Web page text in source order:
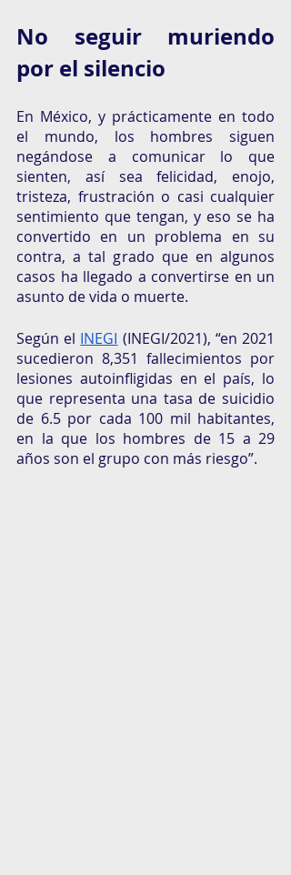
No seguir muriendo
por el silencio
En México, y prácticamente en todo
el mundo, los hombres siguen
negándose a comunicar lo que
sienten, así sea felicidad, enojo,
tristeza, frustración o casi cualquier
sentimiento que tengan, y eso se ha
convertido en un problema en su
contra, a tal grado que en algunos
casos ha llegado a convertirse en un
asunto de vida o muerte.
Según el INEGI (INEGI/2021), “en 2021
sucedieron 8,351 fallecimientos por
lesiones autoinfligidas en el país, lo
que representa una tasa de suicidio
de 6.5 por cada 100 mil habitantes,
en la que los hombres de 15 a 29
años son el grupo con más riesgo”.